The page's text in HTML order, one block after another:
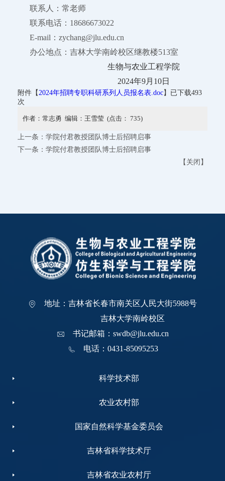
联系人：常老师
联系电话：18686673022
E-mail：zychang@jlu.edu.cn
办公地点：吉林大学南岭校区继教楼513室
生物与农业工程学院
2024年9月10日
附件【2024年招聘专职科研系列人员报名表.doc】已下载493
次
作者：常志勇 编辑：王雪莹 (点击： 735)
上一条： 学院付君教授团队博士后招聘启事
下一条： 学院付君教授团队博士后招聘启事
【 关闭 】
地址：吉林省长春市南关区人民大街5988号
吉林大学南岭校区
书记邮箱：swdb@jlu.edu.cn
电话：0431-85095253
科学技术部
农业农村部
国家自然科学基金委员会
吉林省科学技术厅
吉林省农业农村厅